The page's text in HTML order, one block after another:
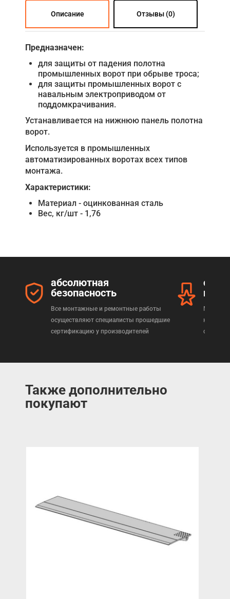
Описание Отзывы (0)
Предназначен:
для защиты от падения полотна
промышленных ворот при обрыве троса;
для защиты промышленных ворот с
навальным электроприводом от
поддомкрачивания.
Устанавливается на нижнюю панель полотна
ворот.
Используется в промышленных
автоматизированных воротах всех типов
монтажа.
Характеристики:
Материал - оцинкованная сталь
Вес, кг/шт - 1,76
абсолютная
безопасность
Все монтажные и ремонтные работы
осуществляют специалисты прошедшие
сертификацию у производителей
Мы
Также дополнительно
покупают